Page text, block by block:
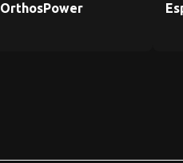
OrthosPower